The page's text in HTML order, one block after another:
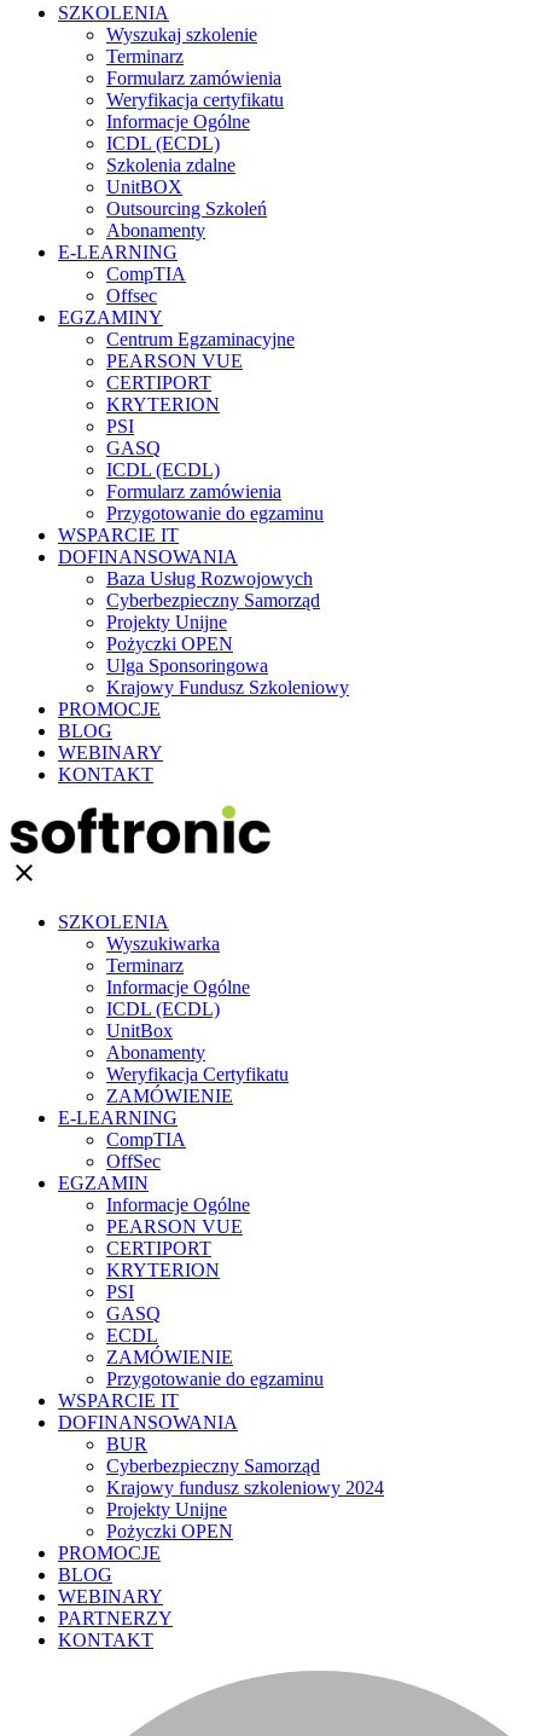
SZKOLENIA
Wyszukaj szkolenie
Terminarz
Formularz zamówienia
Weryfikacja certyfikatu
Informacje Ogólne
ICDL (ECDL)
Szkolenia zdalne
UnitBOX
Outsourcing Szkoleń
Abonamenty
E-LEARNING
CompTIA
Offsec
EGZAMINY
Centrum Egzaminacyjne
PEARSON VUE
CERTIPORT
KRYTERION
PSI
GASQ
ICDL (ECDL)
Formularz zamówienia
Przygotowanie do egzaminu
WSPARCIE IT
DOFINANSOWANIA
Baza Usług Rozwojowych
Cyberbezpieczny Samorząd
Projekty Unijne
Pożyczki OPEN
Ulga Sponsoringowa
Krajowy Fundusz Szkoleniowy
PROMOCJE
BLOG
WEBINARY
KONTAKT
clear
SZKOLENIA
Wyszukiwarka
Terminarz
Informacje Ogólne
ICDL (ECDL)
UnitBox
Abonamenty
Weryfikacja Certyfikatu
ZAMÓWIENIE
E-LEARNING
CompTIA
OffSec
EGZAMIN
Informacje Ogólne
PEARSON VUE
CERTIPORT
KRYTERION
PSI
GASQ
ECDL
ZAMÓWIENIE
Przygotowanie do egzaminu
WSPARCIE IT
DOFINANSOWANIA
BUR
Cyberbezpieczny Samorząd
Krajowy fundusz szkoleniowy 2024
Projekty Unijne
Pożyczki OPEN
PROMOCJE
BLOG
WEBINARY
PARTNERZY
KONTAKT